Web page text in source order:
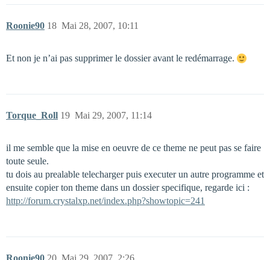
Roonie90 Mai 28, 2007, 10:11
18
Et non je n’ai pas supprimer le dossier avant le redémarrage.
Torque_Roll Mai 29, 2007, 11:14
19
il me semble que la mise en oeuvre de ce theme ne peut pas se faire
toute seule.
tu dois au prealable telecharger puis executer un autre programme et
ensuite copier ton theme dans un dossier specifique, regarde ici :
http://forum.crystalxp.net/index.php?showtopic=241
Roonie90 Mai 29, 2007, 2:26
20